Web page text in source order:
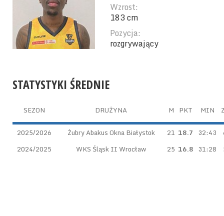
Wzrost:
183 cm
Pozycja:
rozgrywający
STATYSTYKI ŚREDNIE
SEZON DRUŻYNA M PKT MIN
2025/2026 Żubry Abakus Okna Białystok 21 18.7 32:43
2024/2025
WKS Śląsk II Wrocław 25 16.8 31:28